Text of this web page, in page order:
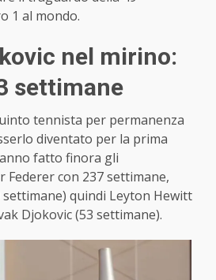
1 al mondo.
nel mirino:
settimane
tennista per permanenza
diventato per la prima
fatto finora gli
con 237 settimane,
settimane) quindi Leyton Hewitt
Djokovic (53 settimane).